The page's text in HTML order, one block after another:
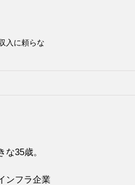
入に頼らな
35歳。
ンフラ企業